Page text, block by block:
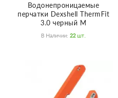
Водонепроницаемые
перчатки Dexshell ThermFit
3.0 черный M
В Наличии: 22 Шт.